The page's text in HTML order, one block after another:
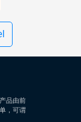
品由前
，可谓